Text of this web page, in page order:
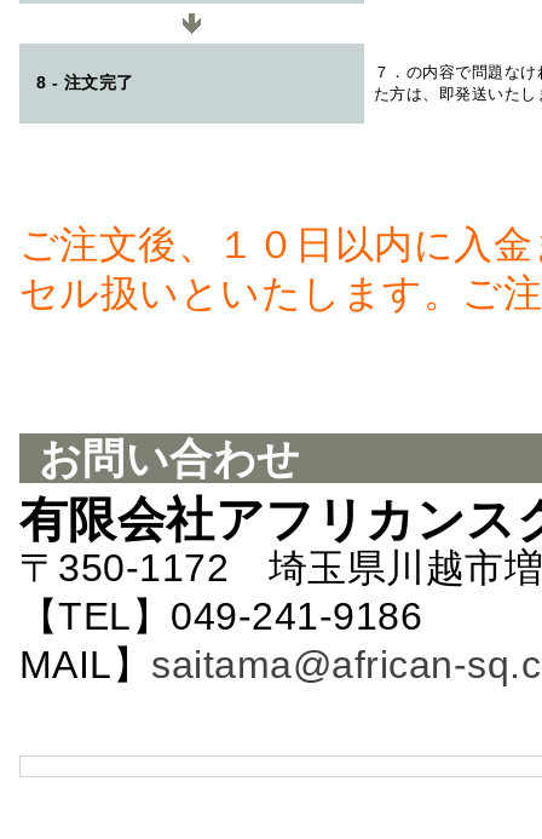
8 - 注文完了
７．の内容で問題な
た方は、即発送いたし
ご注文後、１０日以内に入
セル扱いといたします。ご
お問い合わせ
有限会社アフリカンス
〒350-1172 埼玉県川越市
【TEL】049-241-
MAIL】 saitama@african-